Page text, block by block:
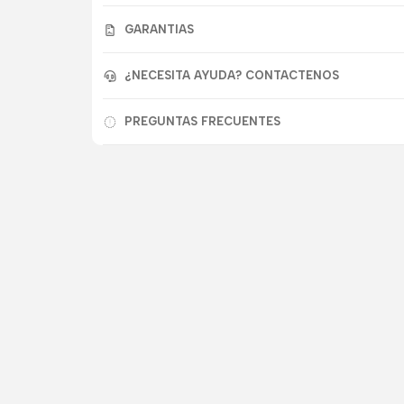
GARANTIAS
¿NECESITA AYUDA? CONTACTENOS
PREGUNTAS FRECUENTES